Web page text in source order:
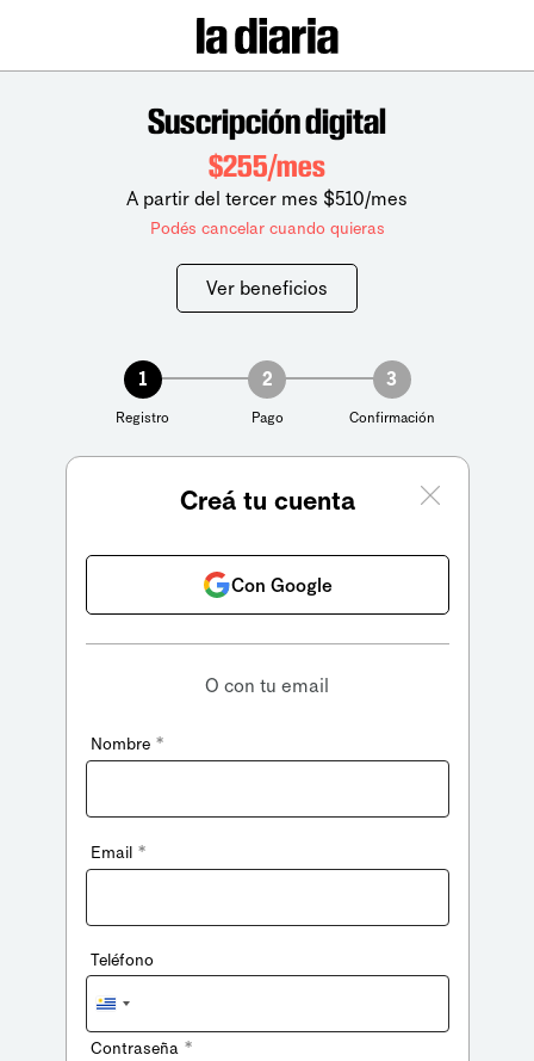
Suscripción digital
$255/mes
A partir del tercer mes $510/mes
Podés cancelar cuando quieras
Ver beneficios
1
Registro
2
Pago
3
Confirmación
Creá tu cuenta
Con Google
O con tu email
Nombre *
Email *
Teléfono
Uruguay
+598
Contraseña *